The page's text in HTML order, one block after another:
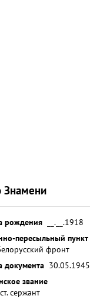
Знамени
рождения
__.__.1918
пересыльный пункт
фронт
документа 30.05.1945
звание
сержант